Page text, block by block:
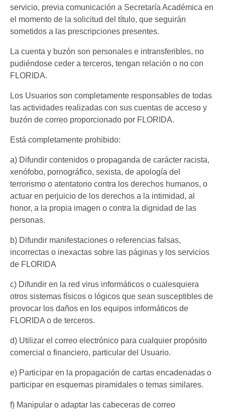
servicio, previa comunicación a Secretaría Académica en
el momento de la solicitud del título, que seguirán
sometidos a las prescripciones presentes.
La cuenta y buzón son personales e intransferibles, no
pudiéndose ceder a terceros, tengan relación o no con
FLORIDA.
Los Usuarios son completamente responsables de todas
las actividades realizadas con sus cuentas de acceso y
buzón de correo proporcionado por FLORIDA.
Está completamente prohibido:
a) Difundir contenidos o propaganda de carácter racista,
xenófobo, pornográfico, sexista, de apología del
terrorismo o atentatorio contra los derechos humanos, o
actuar en perjuicio de los derechos a la intimidad, al
honor, a la propia imagen o contra la dignidad de las
personas.
b) Difundir manifestaciones o referencias falsas,
incorrectas o inexactas sobre las páginas y los servicios
de FLORIDA
c) Difundir en la red virus informáticos o cualesquiera
otros sistemas físicos o lógicos que sean susceptibles de
provocar los daños en los equipos informáticos de
FLORIDA o de terceros.
d) Utilizar el correo electrónico para cualquier propósito
comercial o financiero, particular del Usuario.
e) Participar en la propagación de cartas encadenadas o
participar en esquemas piramidales o temas similares.
f) Manipular o adaptar las cabeceras de correo